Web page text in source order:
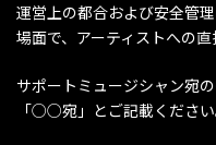
運営上の都合および安全管
場面で、アーティストへの
サポートミュージシャン宛
「○○宛」とご記載ください